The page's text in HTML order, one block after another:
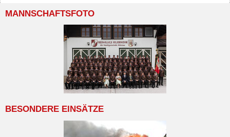
MANNSCHAFTSFOTO
BESONDERE EINSÄTZE